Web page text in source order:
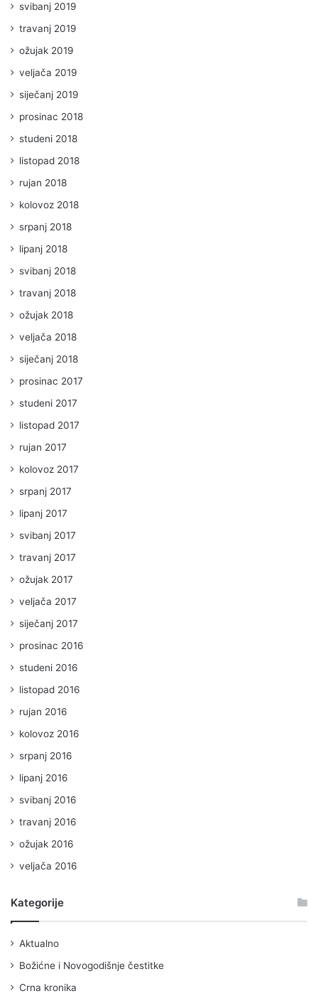
svibanj 2019
travanj 2019
ožujak 2019
veljača 2019
siječanj 2019
prosinac 2018
studeni 2018
listopad 2018
rujan 2018
kolovoz 2018
srpanj 2018
lipanj 2018
svibanj 2018
travanj 2018
ožujak 2018
veljača 2018
siječanj 2018
prosinac 2017
studeni 2017
listopad 2017
rujan 2017
kolovoz 2017
srpanj 2017
lipanj 2017
svibanj 2017
travanj 2017
ožujak 2017
veljača 2017
siječanj 2017
prosinac 2016
studeni 2016
listopad 2016
rujan 2016
kolovoz 2016
srpanj 2016
lipanj 2016
svibanj 2016
travanj 2016
ožujak 2016
veljača 2016
Kategorije
Aktualno
Božićne i Novogodišnje čestitke
Crna kronika